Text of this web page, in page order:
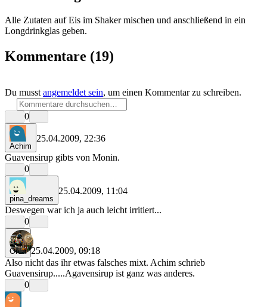
Alle Zutaten auf Eis im Shaker mischen und anschließend in ein
Longdrinkglas geben.
Kommentare (19)
Du musst angemeldet sein, um einen Kommentar zu schreiben.
0
Achim
25.04.2009, 22:36
Guavensirup gibts von Monin.
0
pina_dreams
25.04.2009, 11:04
Deswegen war ich ja auch leicht irritiert...
0
Orca 25.04.2009, 09:18
Also nicht das ihr etwas falsches mixt. Achim schrieb
Guavensirup.....Agavensirup ist ganz was anderes.
0